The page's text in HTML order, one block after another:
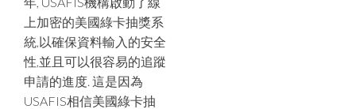
上加密的美國綠卡抽獎系
統,以確保資料輸入的安全
性,並且可以很容易的追蹤
申請的進度. 這是因為
USAFIS相信美國綠卡抽